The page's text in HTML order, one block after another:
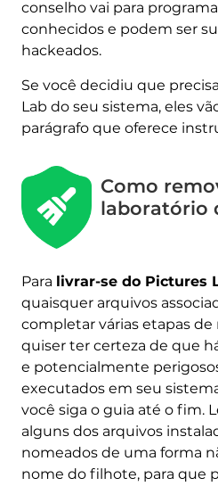
conselho vai para
conhecidos e podem ser
hackeados.
Se você decidiu que
Lab do seu sistema, eles
parágrafo que oferece
Como
laboratório
Para livrar-se do Pictures
quaisquer arquivos
completar várias etapas de
quiser ter certeza de que
e potencialmente
executados em seu
você siga o guia até o fim.
alguns dos arquivos
nomeados de uma forma
nome do filhote, para que